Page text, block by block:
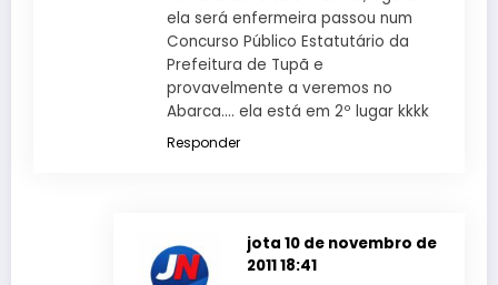
ela será enfermeira passou num
Concurso Público Estatutário da
Prefeitura de Tupã e
provavelmente a veremos no
Abarca…. ela está em 2º lugar kkkk
Responder
jota 10 de novembro de
2011 18:41